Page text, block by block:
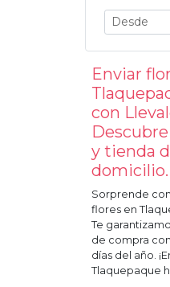
Enviar
con
y tienda
domicilio.
Sorprende
flores en
Te
de compra
días del año.
Tlaquepaque